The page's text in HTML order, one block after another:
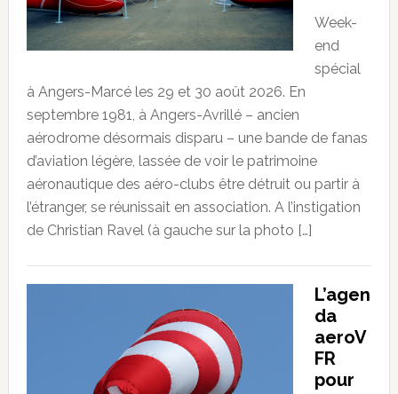
Week-
end
spécial
à Angers-Marcé les 29 et 30 août 2026. En
septembre 1981, à Angers-Avrillé – ancien
aérodrome désormais disparu – une bande de fanas
d’aviation légère, lassée de voir le patrimoine
aéronautique des aéro-clubs être détruit ou partir à
l’étranger, se réunissait en association. A l’instigation
de Christian Ravel (à gauche sur la photo […]
L’agen
da
aeroV
FR
pour